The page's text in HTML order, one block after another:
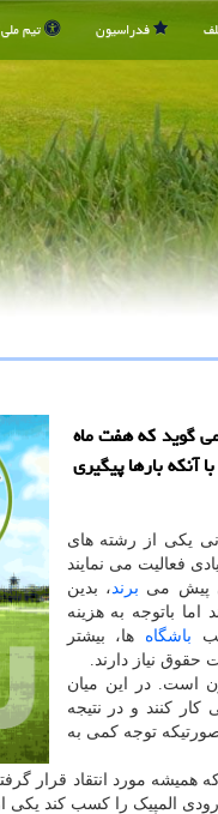
فدراسیون تیم ملی
گوید كه هفت ماه
آنكه بارها پیگیری
یکی از رشته های
فعالیت می نمایند
پیش می برند ، بدین
باتوجه به هزینه
باشگاه ها، بیشتر
نیاز دارند.
است. در این میان
کار کنند و در نتیجه
توجه کمی به
مورد انتقاد قرار
می کند تا ورودی المپیک